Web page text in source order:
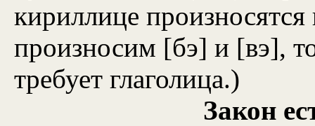
кириллице
произносим [бэ] и [вэ],
требует глаголица.)
Закон